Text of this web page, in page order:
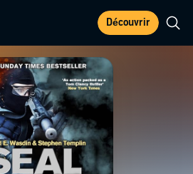
Découvrir